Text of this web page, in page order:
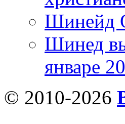
Шинейд
Шинед
январе
© 2010-2026